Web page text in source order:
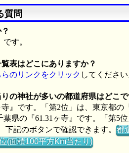
質問
す。
表はどこにありますか？
らのリンクをクリック してください
の神社が多いの都道府県はどこで
』です。「第2位」は、東京都の
県の『61.31ヶ寺』です。「第5
下記のボタンで確認できます。都
(面積100平方Km当たり)